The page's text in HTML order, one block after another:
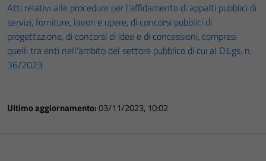
Atti relativi alle procedure per l’affidamento di appalti pubblici di
servizi, forniture, lavori e opere, di concorsi pubblici di
progettazione, di concorsi di idee e di concessioni, compresi
quelli tra enti nell'ambito del settore pubblico di cui al D.Lgs. n.
36/2023
Ultimo aggiornamento:03/11/2023, 10:02